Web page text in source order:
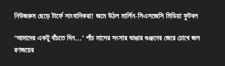
নিউজরুম ছেড়ে টার্ফে সাংবাদিকরা! জমে উঠল মার্লিন-সিএসজেসি মিডিয়া ফুটবল
‘আমাদের একটু বাঁচতে দিন…’ পাঁচ মাসের সংসার ভাঙার গুঞ্জনের জেরে চোখে জল
রণজয়ের